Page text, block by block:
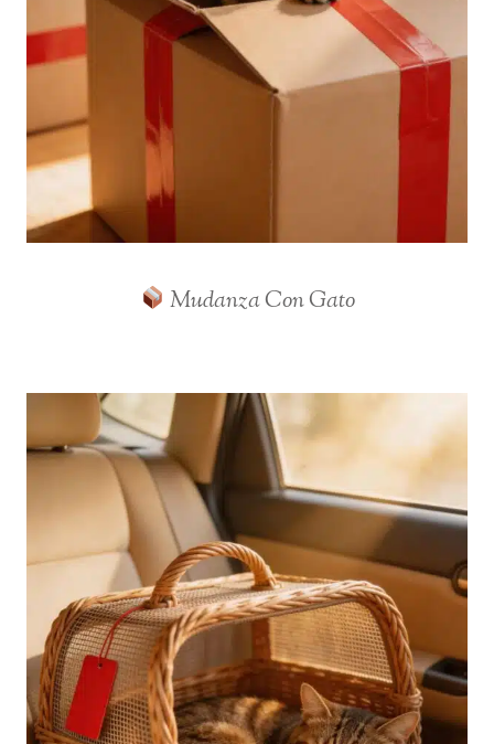
Mudanza Con Gato